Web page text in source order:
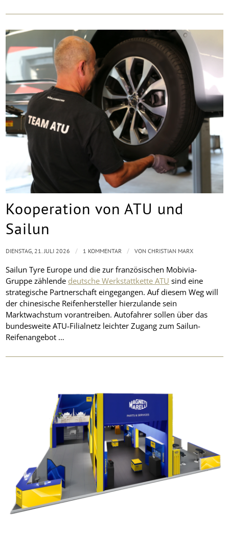
Kooperation von ATU und
Sailun
Sailun Tyre Europe und die zur französischen Mobivia-
Gruppe zählende deutsche Werkstattkette ATU sind eine
strategische Partnerschaft eingegangen. Auf diesem Weg will
der chinesische Reifenhersteller hierzulande sein
Marktwachstum vorantreiben. Autofahrer sollen über das
bundesweite ATU-Filialnetz leichter Zugang zum Sailun-
Reifenangebot …
DIENSTAG, 21. JULI 2026 / 1 KOMMENTAR / VONCHRISTIAN MARX